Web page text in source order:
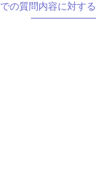
での質問内容に対す